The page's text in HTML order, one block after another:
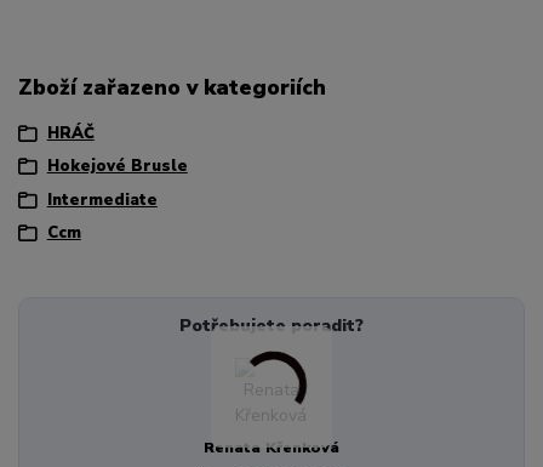
Zboží zařazeno v kategoriích
HRÁČ
Hokejové Brusle
Intermediate
Ccm
Potřebujete poradit?
Renata Křenková